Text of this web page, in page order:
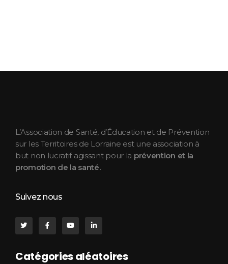
L’Association de Santé, d’Éducation et de Prévention
sur les Territoires de Lorraine est une association à
but non lucratif agissant pour la prévention et la
promotion de la santé.
Suivez nous
Catégories aléatoires